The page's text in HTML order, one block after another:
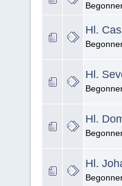
Hl.
Hl.
Hl.
Hl.